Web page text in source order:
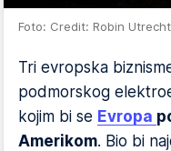
Foto: Credit: Robin
Tri evropska
podmorskog
kojim bi se Evropa
Amerikom. Bio bi